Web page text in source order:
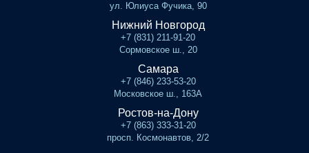
ул. Юлиуса Фучика, 90
Нижний Новгород
+7 (831) 211-91-20
Сормовское ш., 20
Самара
+7 (846) 233-53-20
Московское ш., 163А
Ростов-на-Дону
+7 (863) 333-31-20
просп. Космонавтов, 2/2